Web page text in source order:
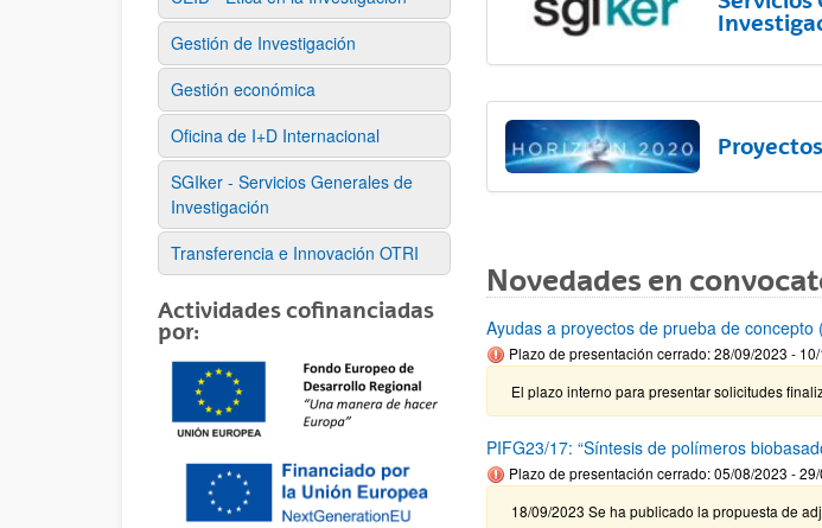
Gestión de Investigación
Gestión económica
Oficina de I+D Internacional
SGIker - Servicios Generales de
Investigación
Transferencia e Innovación OTRI
Actividades cofinanciadas
por:
Novedades en
Ayudas a proyectos de prueba de concepto
Plazo de presentación cerrado: 28/09/2023 -
El plazo interno para presentar solicitudes
PIFG23/17: “Síntesis de polímeros
Plazo de presentación cerrado: 05/08/2023 -
18/09/2023 Se ha publicado la propuesta de